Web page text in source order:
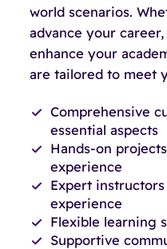
world scenarios.
advance your
enhance your
are tailored to meet
Comprehensive
essential aspects
Hands-on
experience
Expert
experience
Flexible learning
Supportive